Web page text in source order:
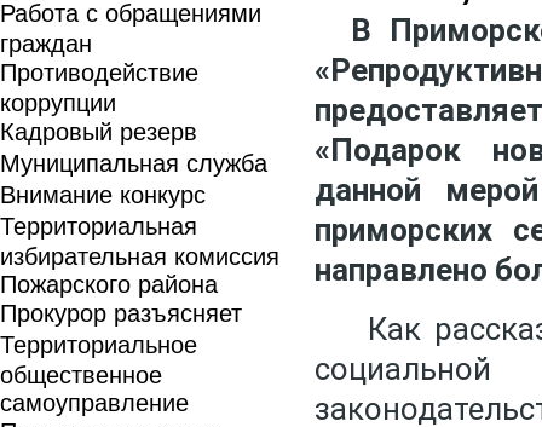
Работа с обращениями
граждан
Противодействие
коррупции
Кадровый резерв
Муниципальная служба
Внимание конкурс
Территориальная
избирательная комиссия
Пожарского района
Прокурор разъясняет
Территориальное
общественное
самоуправление
В
«Подарок
данной
приморских
направлено
Как